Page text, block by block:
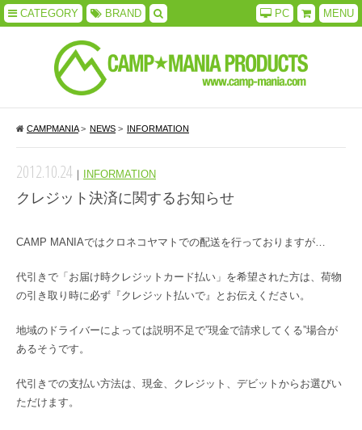
CATEGORY BRAND MENU
PC
CAMPMANIA> NEWS > INFORMATION
2012.10.24 ｜ INFORMATION
クレジット決済に関するお知らせ
CAMP MANIAではクロネコヤマトでの配送を行っておりますが…
代引きで「お届け時クレジットカード払い」を希望された方は、荷物
の引き取り時に必ず『クレジット払いで』とお伝えください。
地域のドライバーによっては説明不足で”現金で請求してくる”場合が
あるそうです。
代引きでの支払い方法は、現金、クレジット、デビットからお選びい
ただけます。